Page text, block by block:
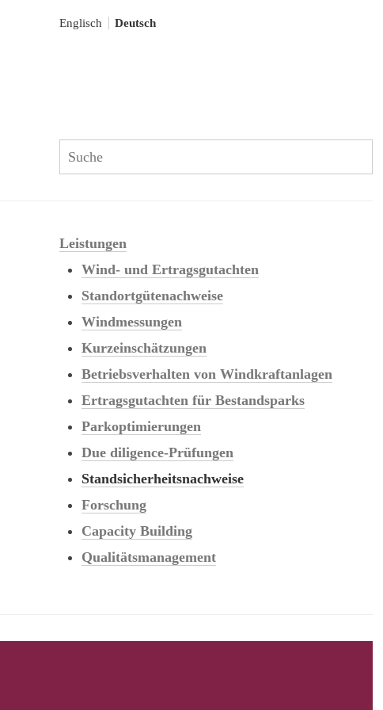
Englisch Deutsch
Search:
Leistungen
Wind- und Ertragsgutachten
Standortgütenachweise
Windmessungen
Kurzeinschätzungen
Betriebsverhalten von Windkraftanlagen
Ertragsgutachten für Bestandsparks
Parkoptimierungen
Due diligence-Prüfungen
Standsicherheitsnachweise
Forschung
Capacity Building
Qualitätsmanagement